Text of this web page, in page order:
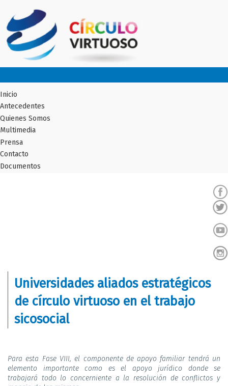
Inicio
Antecedentes
Quienes Somos
Multimedia
Prensa
Contacto
Documentos
Universidades aliados estratégicos
de círculo virtuoso en el trabajo
sicosocial
Para esta Fase VIII, el componente de apoyo familiar tendrá un
elemento importante como es el apoyo jurídico donde se
trabajará todo lo concerniente a la resolución de conflictos y